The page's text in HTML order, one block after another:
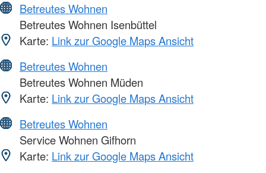
Betreutes Wohnen
Betreutes Wohnen Isenbüttel
Karte: Link zur Google Maps Ansicht
Betreutes Wohnen
Betreutes Wohnen Müden
Karte: Link zur Google Maps Ansicht
Betreutes Wohnen
Service Wohnen Gifhorn
Karte: Link zur Google Maps Ansicht